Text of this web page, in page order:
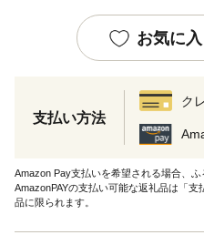
お気に
支払い方法
ク
Amazon Pay支払いを希望される場合、ふ
AmazonPAYの支払い可能な返礼品は「
品に限られます。